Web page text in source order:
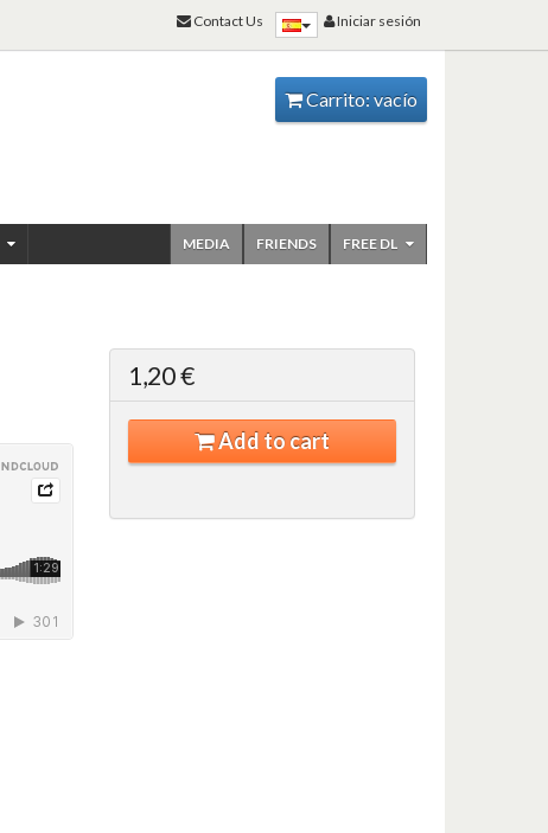
Carrito: vacío
FREE DL
FRIENDS
MEDIA
1,20 €
Add to cart
Iniciar sesión
Contact Us